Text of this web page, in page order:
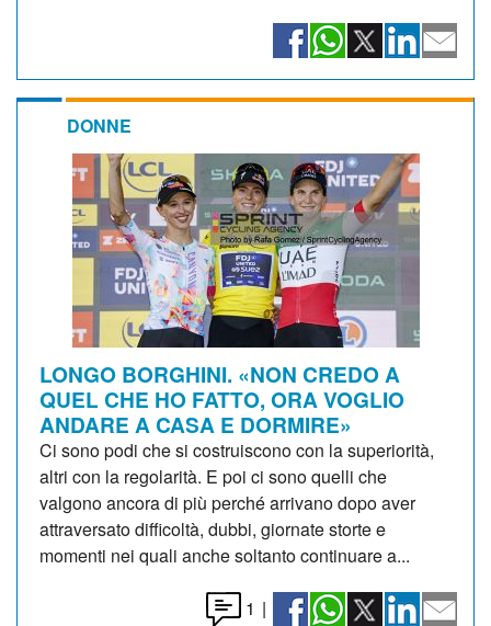
DONNE
LONGO BORGHINI. «NON CREDO A
QUEL CHE HO FATTO, ORA VOGLIO
ANDARE A CASA E DORMIRE»
Ci sono podi che si costruiscono con la superiorità,
altri con la regolarità. E poi ci sono quelli che
valgono ancora di più perché arrivano dopo aver
attraversato difficoltà, dubbi, giornate storte e
momenti nei quali anche soltanto continuare a...
1 |